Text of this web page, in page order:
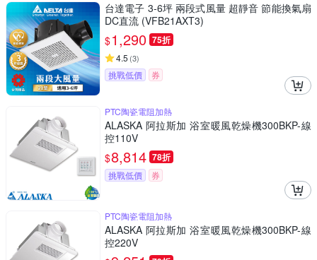
台達電子 3-6坪 兩段式風量 超靜音 節能換氣扇
DC直流 (VFB21AXT3)
$1,290 75折
4.5 (3)
挑戰低價 券
PTC陶瓷電阻加熱
ALASKA 阿拉斯加 浴室暖風乾燥機300BKP-線
控110V
$8,814 78折
挑戰低價 券
PTC陶瓷電阻加熱
ALASKA 阿拉斯加 浴室暖風乾燥機300BKP-線
控220V